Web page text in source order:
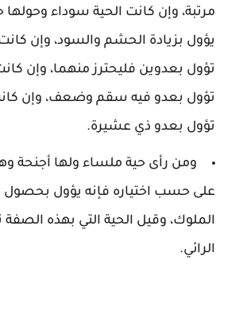
مرتبة، وإن كانت الحية سوداء
يؤول بزيادة الحشم والسود، وإن
تؤول بعدوين فليحترز منهما، وإن
تؤول بعدو فيه سقم وضعف، وإن
تؤول بعدو ذي عشيرة.
ومن رأى حية ملساء ولها أجنحة
على حسب اختياره فإنه يؤول بحصول
الملوك، وقيل الحية التي بهذه
الرائي.